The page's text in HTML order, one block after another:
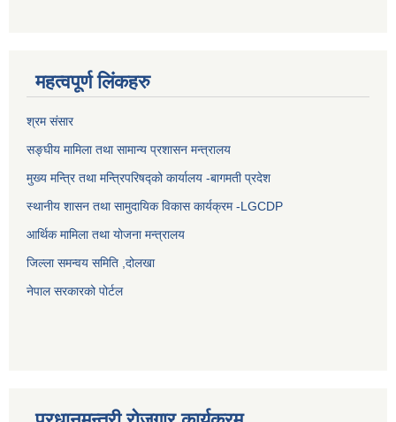
महत्वपूर्ण लिंकहरु
श्रम संसार
सङ्घीय मामिला तथा सामान्य प्रशासन मन्त्रालय
मुख्य मन्त्रि तथा मन्त्रिपरिषद्को कार्यालय -बागमती प्रदेश
स्थानीय शासन तथा सामुदायिक विकास कार्यक्रम -LGCDP
आर्थिक मामिला तथा योजना मन्त्रालय
जिल्ला समन्वय समिति ,दोलखा
नेपाल सरकारको पोर्टल